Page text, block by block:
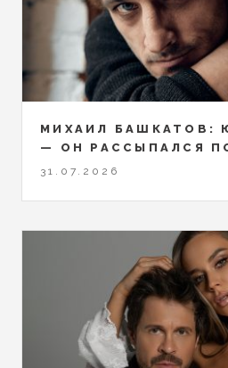
МИХАИЛ БАШКАТОВ:
— ОН РАССЫПАЛСЯ
31.07.2026